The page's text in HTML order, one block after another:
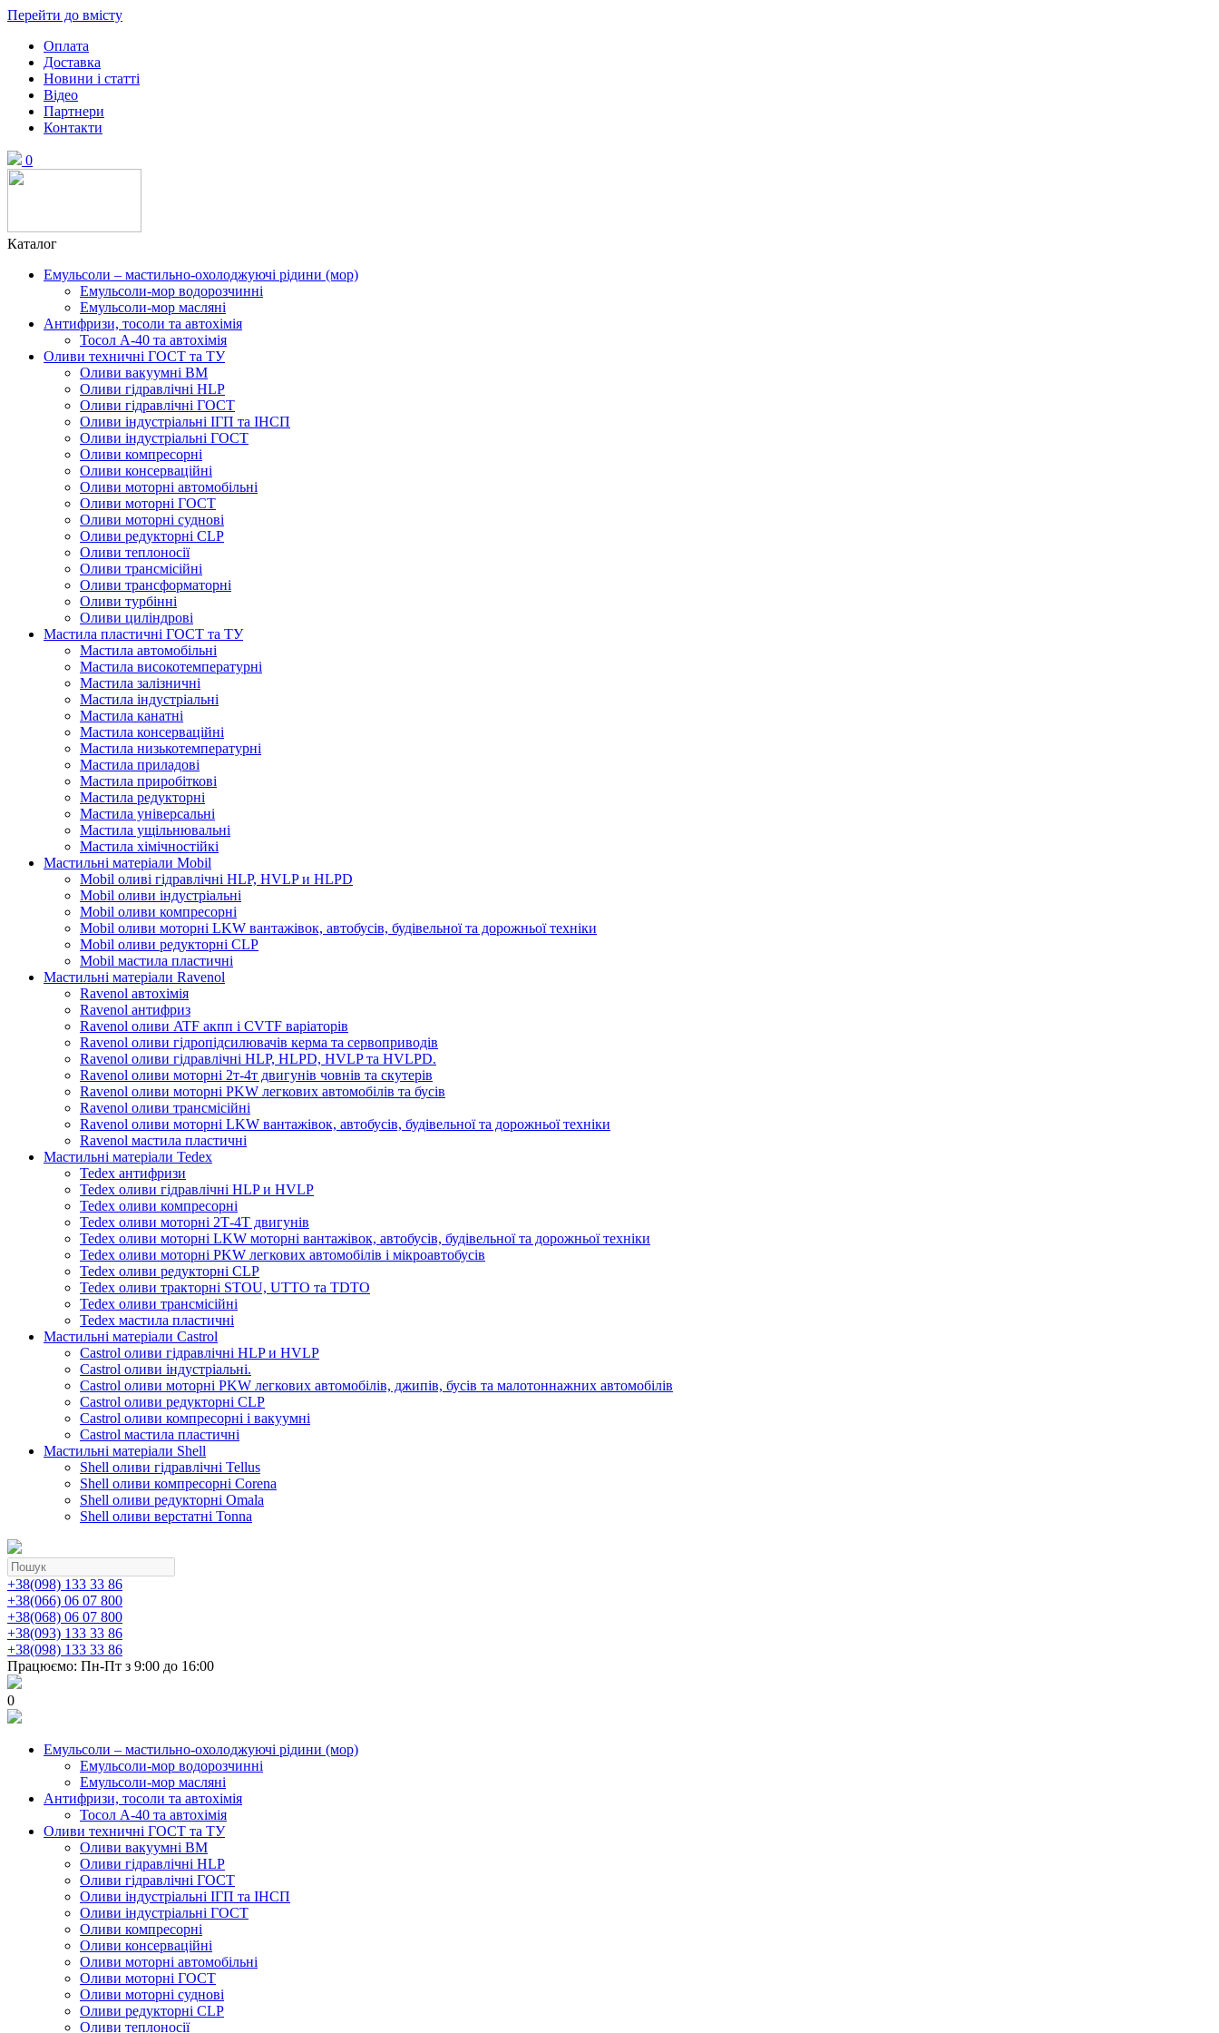
Перейти до вмісту
Оплата
Доставка
Новини і статті
Відео
Партнери
Контакти
0
Каталог
Емульсоли – мастильно-охолоджуючі рідини (мор)
Емульсоли-мор водорозчинні
Емульсоли-мор масляні
Антифризи, тосоли та автохімія
Тосол А-40 та автохімія
Оливи техничні ГОСТ та ТУ
Оливи вакуумні ВМ
Оливи гідравлічні HLP
Оливи гідравлічні ГОСТ
Оливи індустріальні ІГП та ІНСП
Оливи індустріальні ГОСТ
Оливи компресорні
Оливи консерваційні
Оливи моторні автомобільні
Оливи моторні ГОСТ
Оливи моторні суднові
Оливи редукторні CLP
Оливи теплоносії
Оливи трансмісійні
Оливи трансформаторні
Оливи турбінні
Оливи циліндрові
Мастила пластичні ГОСТ та ТУ
Мастила автомобільні
Мастила високотемпературні
Мастила залізничні
Мастила індустріальні
Мастила канатні
Мастила консерваційні
Мастила низькотемпературні
Мастила приладові
Мастила приробіткові
Мастила редукторні
Мастила універсальні
Мастила ущільнювальні
Мастила хімічностійкі
Мастильні матеріали Mobil
Mobil оливі гідравлічні HLP, HVLP и HLPD
Mobil оливи індустріальні
Mobil оливи компресорні
Mobil оливи моторні LKW вантажівок, автобусів, будівельної та дорожньої техніки
Mobil оливи редукторні CLP
Mobil мастила пластичні
Мастильні матеріали Ravenol
Ravenol автохімія
Ravenol антифриз
Ravenol оливи ATF акпп і CVTF варіаторів
Ravenol оливи гідропідсилювачів керма та сервоприводів
Ravenol оливи гідравлічні HLP, HLPD, HVLP та HVLPD.
Ravenol оливи моторні 2т-4т двигунів човнів та скутерів
Ravenol оливи моторні PKW легкових автомобілів та бусів
Ravenol оливи трансмісійні
Ravenol оливи моторні LKW вантажівок, автобусів, будівельної та дорожньої техніки
Ravenol мастила пластичні
Мастильні матеріали Tedex
Tedex антифризи
Tedex оливи гідравлічні HLP и HVLP
Tedex оливи компресорні
Tedex оливи моторні 2Т-4Т двигунів
Tedex оливи моторні LKW моторні вантажівок, автобусів, будівельної та дорожньої техніки
Tedex оливи моторні PKW легкових автомобілів і мікроавтобусів
Tedex оливи редукторні CLP
Tedex оливи тракторні STOU, UTTO та TDTO
Tedex оливи трансмісійні
Tedex мастила пластичні
Мастильні матеріали Castrol
Castrol оливи гідравлічні HLP и HVLP
Castrol оливи індустріальні.
Castrol оливи моторні PKW легкових автомобілів, джипів, бусів та малотоннажних автомобілів
Castrol оливи редукторні CLP
Castrol оливи компресорні і вакуумні
Castrol мастила пластичні
Мастильні матеріали Shell
Shell оливи гідравлічні Tellus
Shell оливи компресорні Corena
Shell оливи редукторні Omala
Shell оливи верстатні Tonna
+38(098) 133 33 86
+38(066) 06 07 800
+38(068) 06 07 800
+38(093) 133 33 86
+38(098) 133 33 86
Працюємо: Пн-Пт з 9:00 до 16:00
0
Емульсоли – мастильно-охолоджуючі рідини (мор)
Емульсоли-мор водорозчинні
Емульсоли-мор масляні
Антифризи, тосоли та автохімія
Тосол А-40 та автохімія
Оливи техничні ГОСТ та ТУ
Оливи вакуумні ВМ
Оливи гідравлічні HLP
Оливи гідравлічні ГОСТ
Оливи індустріальні ІГП та ІНСП
Оливи індустріальні ГОСТ
Оливи компресорні
Оливи консерваційні
Оливи моторні автомобільні
Оливи моторні ГОСТ
Оливи моторні суднові
Оливи редукторні CLP
Оливи теплоносії